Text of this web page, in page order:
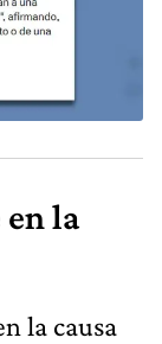
en la
la causa